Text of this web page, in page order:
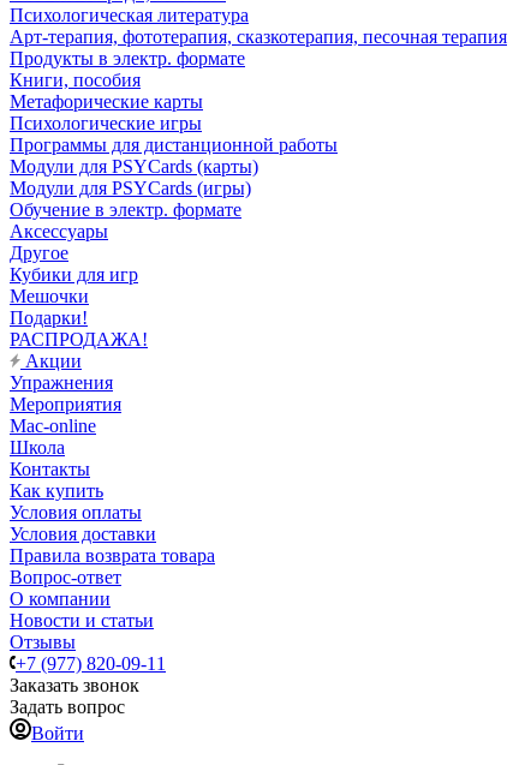
Психологическая литература
Арт-терапия, фототерапия, сказкотерапия, песочная терапия
Продукты в электр. формате
Книги, пособия
Метафорические карты
Психологические игры
Программы для дистанционной работы
Модули для PSYCards (карты)
Модули для PSYCards (игры)
Обучение в электр. формате
Аксессуары
Другое
Кубики для игр
Мешочки
Подарки!
РАСПРОДАЖА!
Акции
Упражнения
Мероприятия
Mac-online
Школа
Контакты
Как купить
Условия оплаты
Условия доставки
Правила возврата товара
Вопрос-ответ
О компании
Новости и статьи
Отзывы
+7 (977) 820-09-11
Заказать звонок
Задать вопрос
Войти